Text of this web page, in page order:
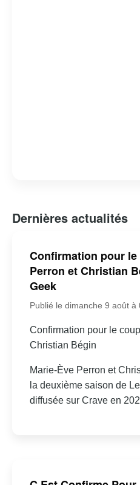
Dernières actualités
Confirmation pour
Perron et Christian
Geek
Publié le dimanche 9 août à
Confirmation pour le
Christian Bégin
Marie-Ève Perron et
la deuxième saison de
diffusée sur Crave en